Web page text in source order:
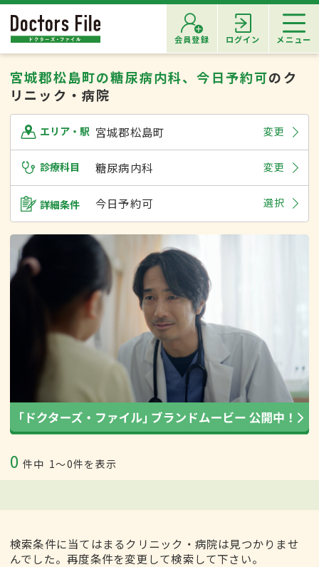
会員登録 ログイン メニュー
宮城郡松島町の糖尿病内科、今日予約可のク
リニック・病院
エリア・駅 宮城郡松島町 変更
診療科目 糖尿病内科 変更
詳細条件 今日予約可 選択
0 件中 1〜0件を表示
検索条件に当てはまるクリニック・病院は見つかりませ
んでした。再度条件を変更して検索して下さい。